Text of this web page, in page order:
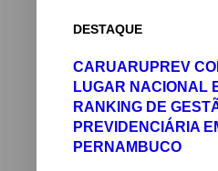
DESTAQUE
CARUARUPREV
LUGAR NACIONAL
RANKING DE
PREVIDENCIÁRIA
PERNAMBUCO